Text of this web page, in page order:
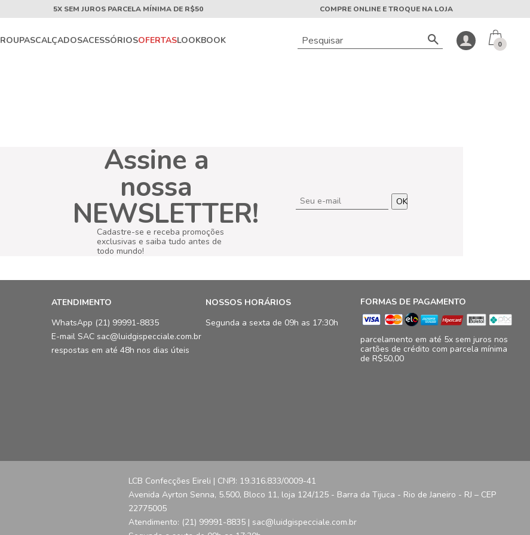
5X SEM JUROS PARCELA MÍNIMA DE R$50 COMPRE ONLINE E TROQUE NA LOJA
ROUPASCALÇADOSACESSÓRIOSOFERTASLOOKBOOK 0
Assine a
nossa
NEWSLETTER!
Cadastre-se e receba promoções
exclusivas e saiba tudo antes de
todo mundo!
OK
ATENDIMENTO
WhatsApp (21) 99991-8835
E-mail SAC sac@luidgispecciale.com.br
respostas em até 48h nos dias úteis
NOSSOS HORÁRIOS
Segunda a sexta de 09h as 17:30h
FORMAS DE PAGAMENTO
parcelamento em até 5x sem juros nos
cartões de crédito com parcela mínima
de R$50,00
LCB Confecções Eireli | CNPJ: 19.316.833/0009-41
Avenida Ayrton Senna, 5.500, Bloco 11, loja 124/125 - Barra da Tijuca - Rio de Janeiro - RJ – CEP
22775005
Atendimento: (21) 99991-8835 | sac@luidgispecciale.com.br